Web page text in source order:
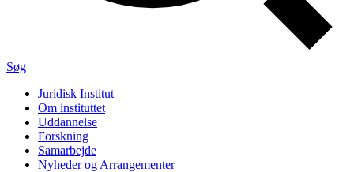
Søg
Juridisk Institut
Om instituttet
Uddannelse
Forskning
Samarbejde
Nyheder og Arrangementer